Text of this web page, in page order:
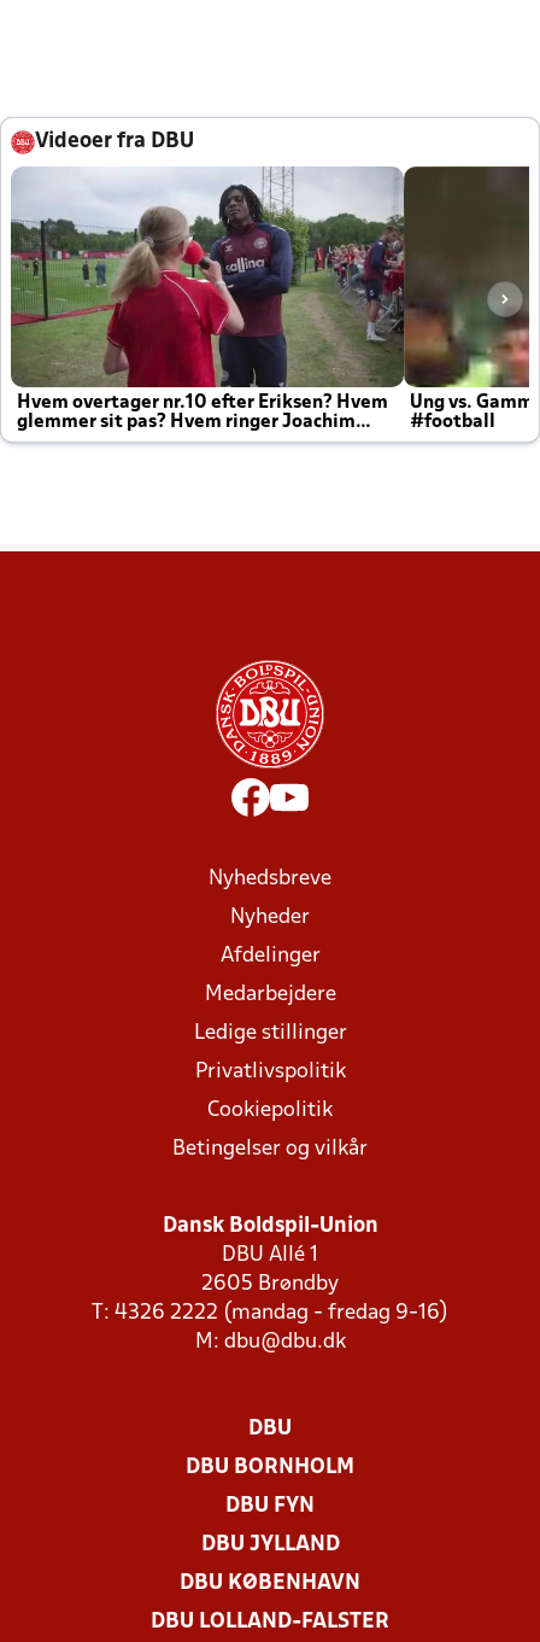
Videoer fra DBU
Hvem overtager nr.10 efter Eriksen? Hvem
glemmer sit pas? Hvem ringer Joachim
altid til efter kampe?
Ung vs.
#football
Nyhedsbreve
Nyheder
Afdelinger
Medarbejdere
Ledige stillinger
Privatlivspolitik
Cookiepolitik
Betingelser og vilkår
Dansk Boldspil-Union
DBU Allé 1
2605 Brøndby
T: 4326 2222 (mandag - fredag 9-16)
M: dbu@dbu.dk
DBU
DBU BORNHOLM
DBU FYN
DBU JYLLAND
DBU KØBENHAVN
DBU LOLLAND-FALSTER